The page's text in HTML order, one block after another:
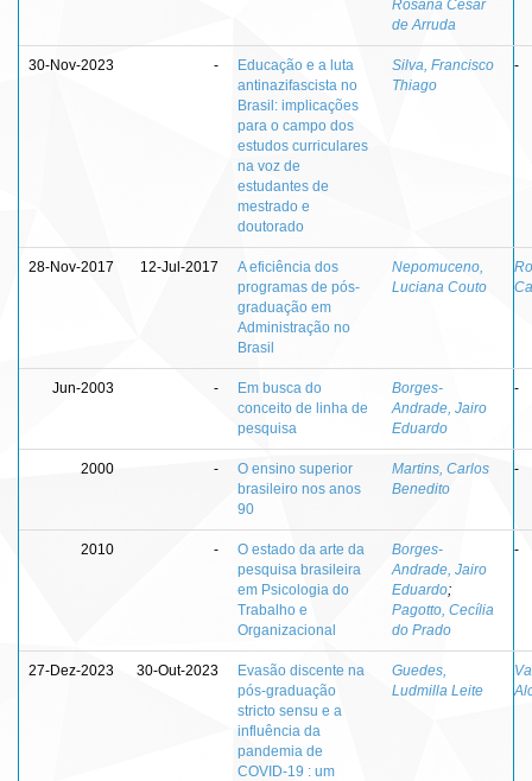
Rosana César
de Arruda
30-Nov-2023 -
Educação e a luta
antinazifascista no
Brasil: implicações
para o campo dos
estudos curriculares
na voz de
estudantes de
mestrado e
doutorado
Silva, Francisco
Thiago
-
28-Nov-2017 12-Jul-2017
A eficiência dos
programas de pós-
graduação em
Administração no
Brasil
Nepomuceno,
Luciana Couto
Jun-2003 -
Em busca do
conceito de linha de
pesquisa
Borges-
Andrade, Jairo
Eduardo
-
2000 -
O ensino superior
brasileiro nos anos
90
Martins, Carlos
Benedito
-
2010 -
O estado da arte da
pesquisa brasileira
em Psicologia do
Trabalho e
Organizacional
Borges-
Andrade, Jairo
Eduardo;
Pagotto, Cecília
do Prado
-
27-Dez-2023 30-Out-2023
Evasão discente na
pós-graduação
stricto sensu e a
influência da
pandemia de
COVID-19 : um
Guedes,
Ludmilla Leite